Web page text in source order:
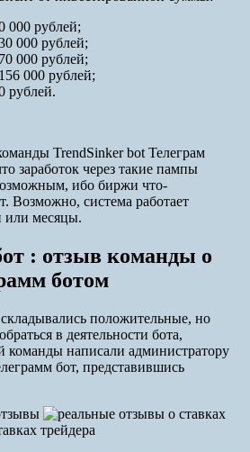
000 рублей;
000 рублей;
000 рублей;
000 рублей;
рублей.
TrendSinker bot Телеграм
заработок через такие пампы
ибо биржи что-
Возможно, система работает
или месяцы.
: отзыв команды о
ботом
положительные, но
в деятельности бота,
команды написали администратору
бот, представившись